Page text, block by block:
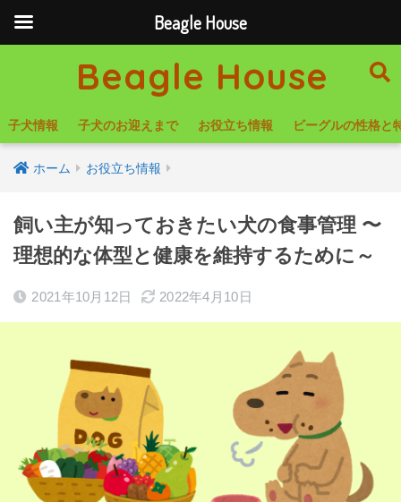
Beagle House
子犬情報 子犬のお迎えまで お役立ち情報 ビーグルの性格と
ホーム お役立ち情報
飼い主が知っておきたい犬の食事管理 〜
理想的な体型と健康を維持するために～
2021年10月12日 2022年4月10日
Beagle House